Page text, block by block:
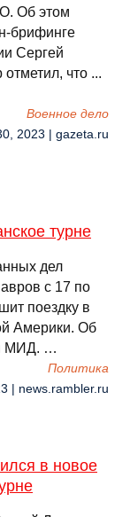
Об этом
брифинге
Сергей
что ...
Военное дело
2023 | gazeta.ru
турне
дел
с 17 по
поездку в
Америки. Об
МИД. …
Политика
| news.rambler.ru
в новое